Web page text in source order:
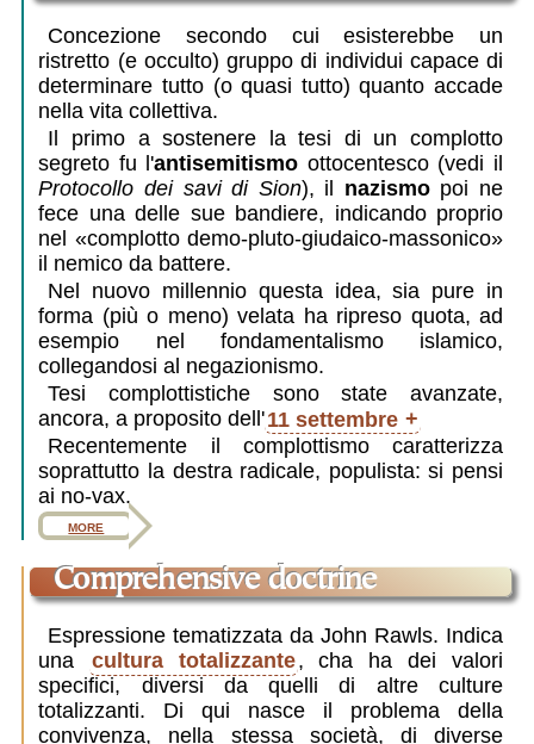
Concezione secondo cui esisterebbe un
ristretto (e occulto) gruppo di individui capace di
determinare tutto (o quasi tutto) quanto accade
nella vita collettiva.
Il primo a sostenere la tesi di un complotto
segreto fu l'antisemitismo ottocentesco (vedi il
Protocollo dei savi di Sion), il nazismopoi ne
fece una delle sue bandiere, indicando proprio
nel «complotto demo-pluto-giudaico-massonico»
il nemico da battere.
Nel nuovo millennio questa idea, sia pure in
forma (più o meno) velata ha ripreso quota, ad
esempio nel fondamentalismo islamico,
collegandosi al negazionismo.
Tesi complottistiche sono state avanzate,
ancora, a proposito dell'11 settembre
Recentemente il complottismo caratterizza
soprattutto la destra radicale, populista: si pensi
ai no-vax.
more
Comprehensive doctrine
Espressione tematizzata da John Rawls. Indica
una cultura totalizzante, cha ha dei valori
specifici, diversi da quelli di altre culture
totalizzanti. Di qui nasce il problema della
convivenza, nella stessa società, di diverse